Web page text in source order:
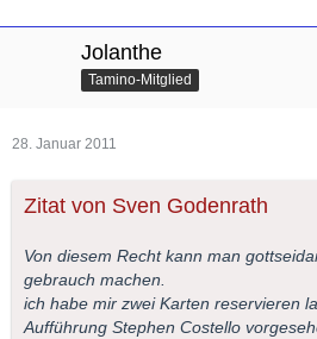
Jolanthe
Tamino-Mitglied
28. Januar 2011
Zitat von Sven Godenrath
Von diesem Recht kann man
gebrauch machen.
ich habe mir zwei Karten reservieren
Aufführung Stephen Costello